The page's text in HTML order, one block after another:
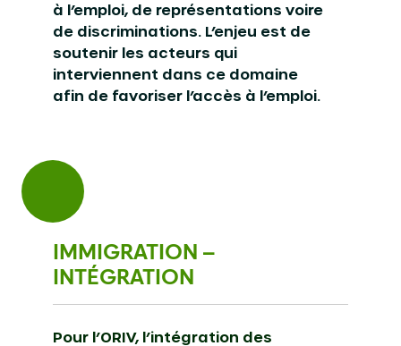
à l’emploi, de représentations voire
de discriminations. L’enjeu est de
soutenir les acteurs qui
interviennent dans ce domaine
afin de favoriser l’accès à l’emploi.
IMMIGRATION –
INTÉGRATION
Pour l’ORIV, l’intégration des